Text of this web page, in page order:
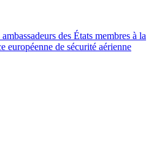
des États membres à la
européenne de sécurité aérienne